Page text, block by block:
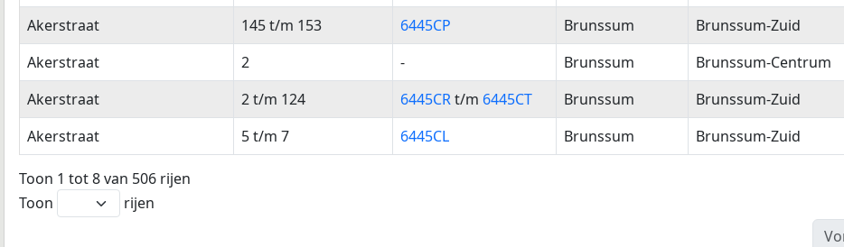
Akerstraat
145 t/m 153 6445CP Brunssum Brunssum-Zuid
Akerstraat
2 - Brunssum Brunssum-Centrum
Akerstraat
2 t/m 124 6445CRt/m 6445CT Brunssum Brunssum-Zuid
Akerstraat
5 t/m 7 6445CL Brunssum Brunssum-Zuid
Toon 1 tot 8 van 506 rijen
Toon
rijen